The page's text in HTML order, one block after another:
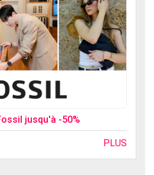
jusqu'à -50%
PLUS